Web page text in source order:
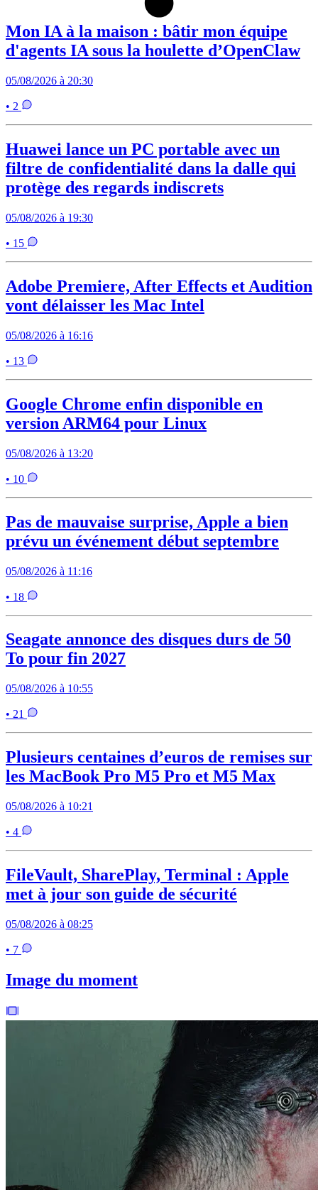
Mon IA à la maison : bâtir mon équipe
d'agents IA sous la houlette d’OpenClaw
05/08/2026 à 20:30
• 2
Huawei lance un PC portable avec un
filtre de confidentialité dans la dalle qui
protège des regards indiscrets
05/08/2026 à 19:30
• 15
Adobe Premiere, After Effects et Audition
vont délaisser les Mac Intel
05/08/2026 à 16:16
• 13
Google Chrome enfin disponible en
version ARM64 pour Linux
05/08/2026 à 13:20
• 10
Pas de mauvaise surprise, Apple a bien
prévu un événement début septembre
05/08/2026 à 11:16
• 18
Seagate annonce des disques durs de 50
To pour fin 2027
05/08/2026 à 10:55
• 21
Plusieurs centaines d’euros de remises sur
les MacBook Pro M5 Pro et M5 Max
05/08/2026 à 10:21
• 4
FileVault, SharePlay, Terminal : Apple
met à jour son guide de sécurité
05/08/2026 à 08:25
• 7
Image du moment